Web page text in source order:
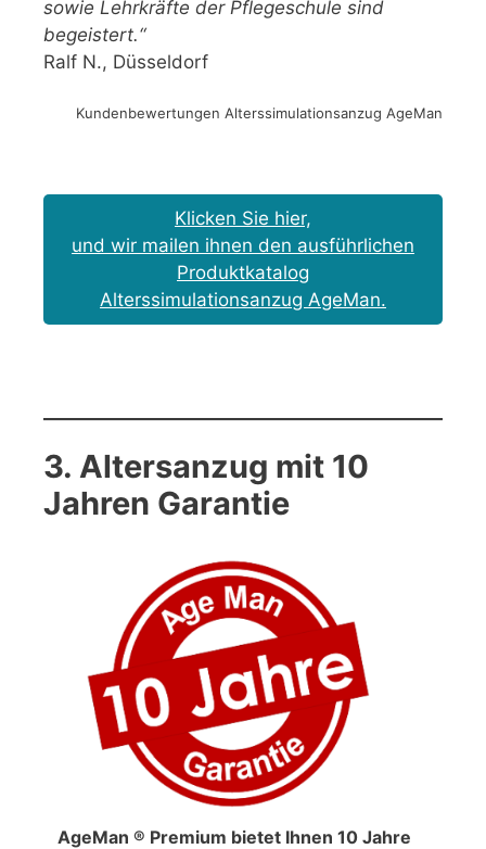
sowie Lehrkräfte der Pflegeschule sind
begeistert.“
Ralf N., Düsseldorf
Kundenbewertungen Alterssimulationsanzug AgeMan
Klicken Sie hier,
und wir mailen ihnen den ausführlichen
Produktkatalog
Alterssimulationsanzug AgeMan.
3. Altersanzug mit 10
Jahren Garantie
AgeMan ® Premium bietet Ihnen 10 Jahre